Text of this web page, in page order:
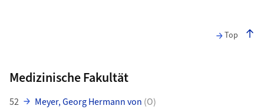
Top
Medizinische Fakultät
52 Meyer, Georg Hermann von (O)